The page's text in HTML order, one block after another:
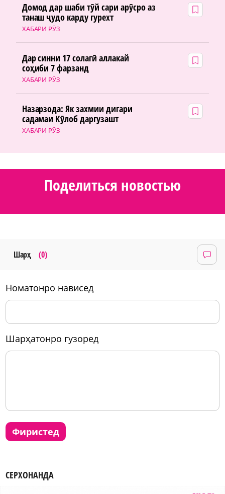
ХАБАРИ РӮЗ
Домод дар шаби тӯй сари арӯсро аз
танаш ҷудо карду гурехт
ХАБАРИ РӮЗ
Дар синни 17 солагӣ аллакай
соҳиби 7 фарзанд
ХАБАРИ РӮЗ
Назарзода: Як захмии дигари
садамаи Кӯлоб даргузашт
Поделиться новостью
Шарҳ (0)
номатонро нависед
шарҳатонро гузоред
фиристед
СЕРХОНАНДА